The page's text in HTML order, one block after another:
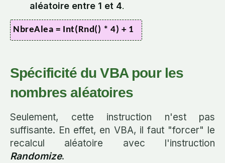
aléatoire entre 1 et 4.
NbreAlea = Int(Rnd() * 4) + 1
Spécificité du VBA pour les
nombres aléatoires
Seulement, cette instruction n'est pas
suffisante. En effet, en VBA, il faut "forcer" le
recalcul aléatoire avec l'instruction
Randomize.